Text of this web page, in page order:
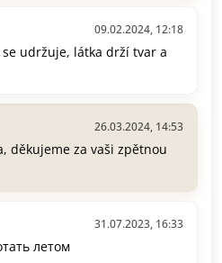
09.02.2024, 12:18
udržuje, látka drží tvar a
26.03.2024, 14:53
děkujeme za vaši zpětnou
31.07.2023, 16:33
летом